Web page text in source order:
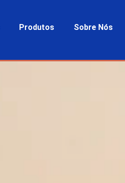
Produtos Sobre Nós